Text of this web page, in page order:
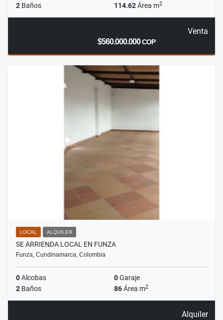
2 Baños 114.62Área m2
Venta
$560.000.000COP
LOCAL ALQUILER
SE ARRIENDA LOCAL EN FUNZA
Funza, Cundinamarca, Colombia
0Alcobas 0Garaje
2 Baños 86Área m2
Alquiler